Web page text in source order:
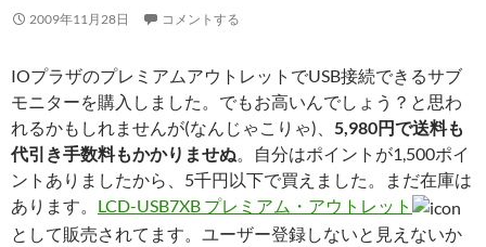
2009年11月28日 コメントする
IOプラザのプレミアムアウトレットでUSB接続できるサブ
モニターを購入しました。でもお高いんでしょう？と思わ
れるかもしれませんが(なんじゃこりゃ)、 5,980円で送料も
代引き手数料もかかりませぬ。自分はポイントが1,500ポイ
ントありましたから、5千円以下で買えました。まだ在庫は
あります。 LCD-USB7XB プレミアム・アウトレット
として販売されてます。ユーザー登録しないと見えないか